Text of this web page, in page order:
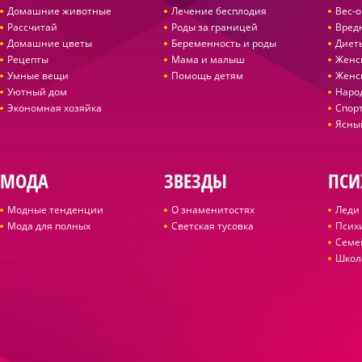
Домашние животные
Рассчитай
Домашние цветы
Рецепты
Умные вещи
Уютный дом
Экономная хозяйка
Лечение бесплодия
Роды за границей
Беременность и роды
Мама и малыш
Помощь детям
Вес-
МОДА
Модные тенденции
Мода для полных
ЗВЕЗДЫ
О знаменитостях
Светская тусовка
Леди